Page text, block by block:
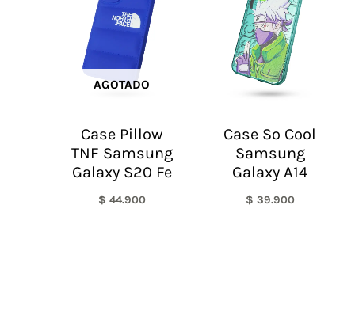
AGOTADO
Case Pillow
TNF Samsung
Galaxy S20 Fe
$ 44.900
Case So Cool
Samsung
Galaxy A14
$ 39.900